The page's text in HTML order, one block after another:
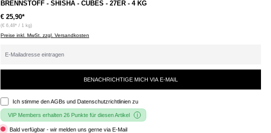
BRENNSTOFF - SHISHA - CUBES - 27ER - 4 KG
€ 25,90*
(€ 6,48* / 1 kg)
Preise inkl. MwSt. zzgl. Versandkosten
BENACHRICHTIGE MICH VIA E-MAIL
Ich stimme denAGBs und Datenschutzrichtlinien zu
VIP Members erhalten 26 Punkte für diesen Artikel
Bald verfügbar - wir melden uns gerne via E-Mail